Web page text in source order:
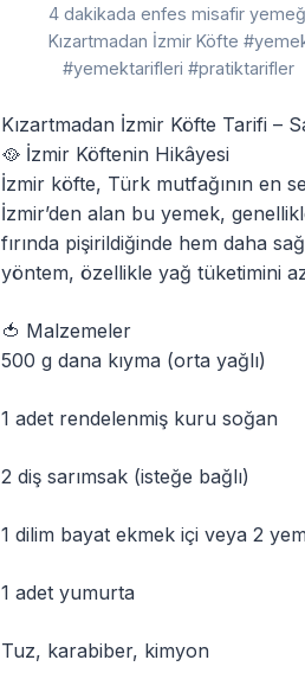
4 dakikada enfes misafir
Kızartmadan İzmir Köfte
#yemektarifleri #pratiktarifler
Kızartmadan İzmir Köfte Tarifi –
🥘 İzmir Köftenin Hikâyesi
İzmir köfte, Türk mutfağının en
İzmir’den alan bu yemek,
fırında pişirildiğinde hem daha
yöntem, özellikle yağ tüketimini
🍅 Malzemeler
500 g dana kıyma (orta yağlı)
1 adet rendelenmiş kuru soğan
2 diş sarımsak (isteğe bağlı)
1 dilim bayat ekmek içi veya 2
1 adet yumurta
Tuz, karabiber, kimyon